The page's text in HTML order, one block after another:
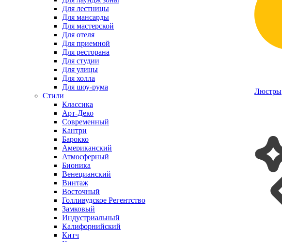
Люстры
Для лестницы
Для мансарды
Для мастерской
Для отеля
Для приемной
Для ресторана
Для студии
Для улицы
Для холла
Для шоу-рума
Стили
Классика
Арт-Деко
Современный
Кантри
Барокко
Американский
Атмосферный
Бионика
Венецианский
Винтаж
Восточный
Голливудское Регентство
Замковый
Индустриальный
Калифорнийский
Китч